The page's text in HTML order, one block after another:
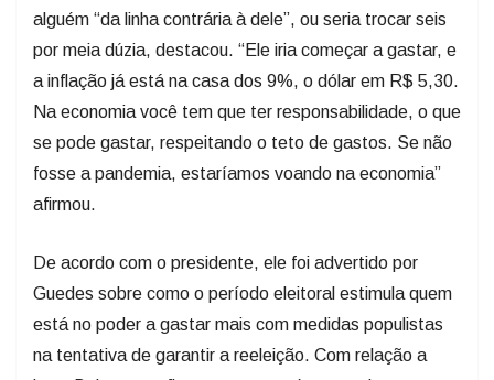
alguém “da linha contrária à dele”, ou seria trocar seis
por meia dúzia, destacou. “Ele iria começar a gastar, e
a inflação já está na casa dos 9%, o dólar em R$ 5,30.
Na economia você tem que ter responsabilidade, o que
se pode gastar, respeitando o teto de gastos. Se não
fosse a pandemia, estaríamos voando na economia”
afirmou.
De acordo com o presidente, ele foi advertido por
Guedes sobre como o período eleitoral estimula quem
está no poder a gastar mais com medidas populistas
na tentativa de garantir a reeleição. Com relação a